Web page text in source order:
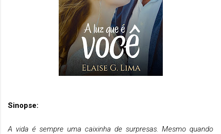
Sinopse:
A vida é sempre uma caixinha de surpresas. Mesmo quando